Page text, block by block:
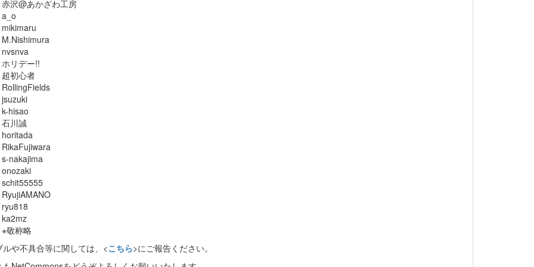
赤沢@あかざわ工房
a_o
mikimaru
M.Nishimura
nvsnva
ホリデー!!
超初心者
RollingFields
jsuzuki
k-hisao
石川誠
horitada
RikaFujiwara
s-nakajima
onozaki
schit55555
RyujiAMANO
ryu818
ka2mz
※敬称略
ルや不具合等に関しては、<こちら>にご報告ください。